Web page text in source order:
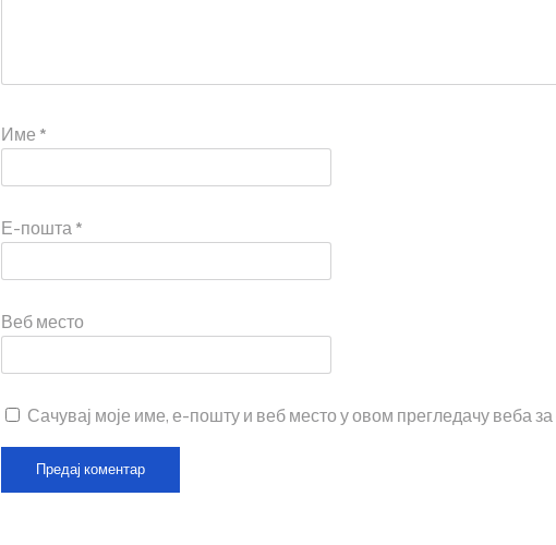
Име *
Е-пошта *
Веб место
Сачувај моје име, е-пошту и веб место у овом прегледачу веба